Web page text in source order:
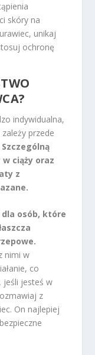
skóry na
unikaj
ochronę
indywidualna,
przede
Szczególną
ciąży oraz
z
osób, które
nimi w
co
jeśli jesteś w
z
On najlepiej